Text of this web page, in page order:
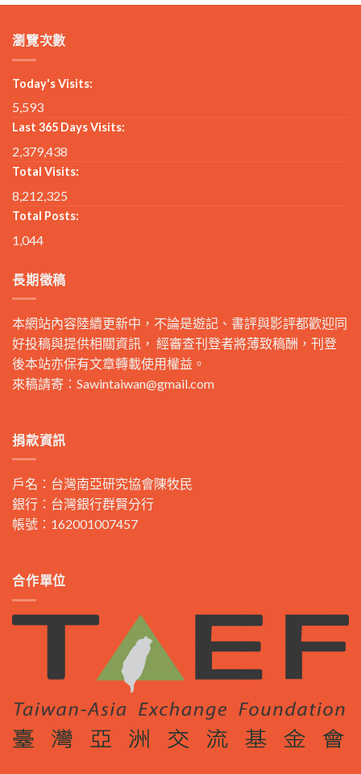
瀏覽次數
Today's Visits:
5,593
Last 365 Days Visits:
2,379,438
Total Visits:
8,212,325
Total Posts:
1,044
長期徵稿
本網站內容陸續更新中，不論是遊記、書評與影評都歡迎同
好投稿與提供相關資訊， 經審查刊登者將薄致稿酬，刊登
後本站亦保有文章轉載使用權益。
來稿請寄： Sawintaiwan@gmail.com
捐款資訊
戶名：台灣南亞研究協會陳牧民
銀行：台灣銀行群賢分行
帳號：162001007457
合作單位